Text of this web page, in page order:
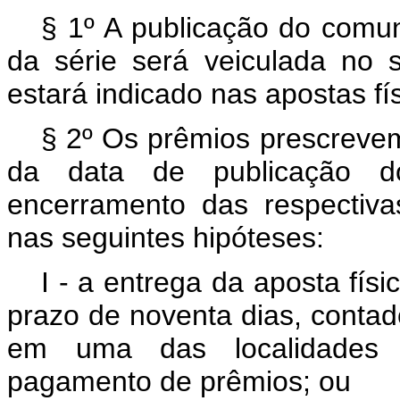
§ 1º A publicação do
da série será veiculada no
estará indicado nas apostas
§ 2º Os prêmios
da data de publicação
encerramento das
nas seguintes hipóteses:
I - a entrega da aposta
prazo de noventa dias,
em uma das localidades
pagamento de prêmios; ou